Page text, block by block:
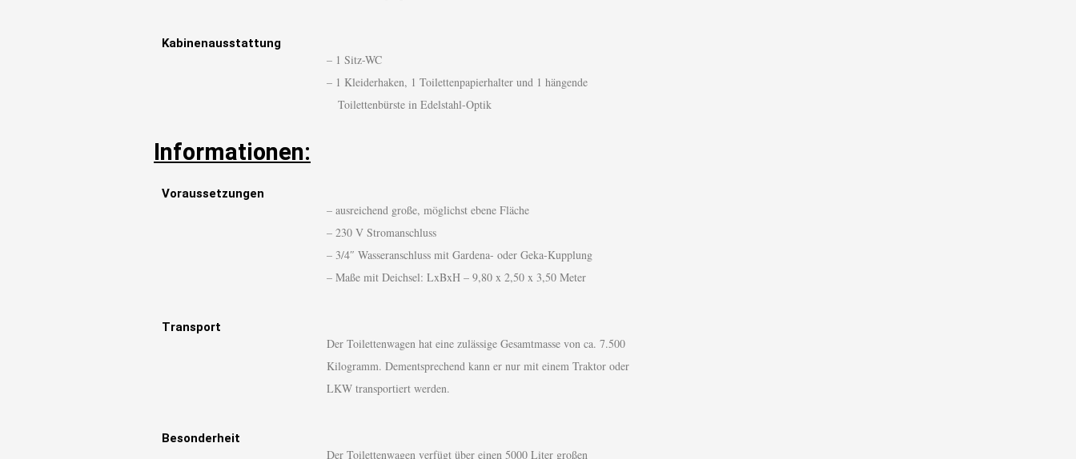
Kabinenausstattung
– 1 Sitz-WC
– 1 Kleiderhaken, 1 Toilettenpapierhalter und 1 hängende
Toilettenbürste in Edelstahl-Optik
Informationen:
Voraussetzungen
– ausreichend große, möglichst ebene Fläche
– 230 V Stromanschluss
– 3/4″ Wasseranschluss mit Gardena- oder Geka-Kupplung
– Maße mit Deichsel: LxBxH – 9,80 x 2,50 x 3,50 Meter
Transport
Der Toilettenwagen hat eine zulässige Gesamtmasse von ca. 7.500
Kilogramm. Dementsprechend kann er nur mit einem Traktor oder
LKW transportiert werden.
Besonderheit
Der Toilettenwagen verfügt über einen 5000 Liter großen